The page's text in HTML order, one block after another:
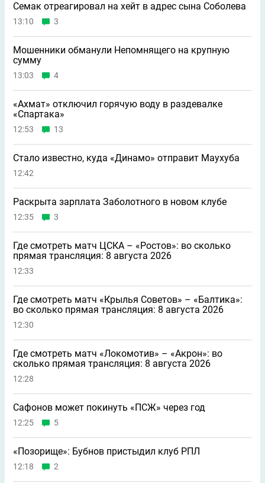
Семак отреагировал на хейт в адрес сына Соболева
13:10 3
Мошенники обманули Непомнящего на крупную
сумму
13:03 4
«Ахмат» отключил горячую воду в раздевалке
«Спартака»
12:53 13
Стало известно, куда «Динамо» отправит Маухуба
12:42
Раскрыта зарплата Заболотного в новом клубе
12:35 3
Где смотреть матч ЦСКА – «Ростов»: во сколько
прямая трансляция: 8 августа 2026
12:33
Где смотреть матч «Крылья Советов» – «Балтика»:
во сколько прямая трансляция: 8 августа 2026
12:30
Где смотреть матч «Локомотив» – «Акрон»: во
сколько прямая трансляция: 8 августа 2026
12:28
Сафонов может покинуть «ПСЖ» через год
12:25 5
«Позорище»: Бубнов пристыдил клуб РПЛ
12:18 2